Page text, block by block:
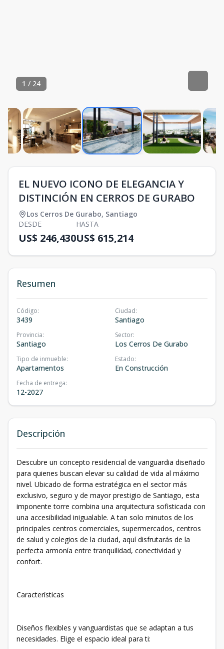
1 / 24
EL NUEVO ICONO DE ELEGANCIA Y
DISTINCIÓN EN CERROS DE GURABO
Los Cerros De Gurabo, Santiago
DESDE
US$ 246,430
HASTA
US$ 615,214
Resumen
Código:
3439
Ciudad:
Santiago
Provincia:
Santiago
Sector:
Los Cerros De Gurabo
Tipo de inmueble:
Apartamentos
Estado:
En Construcción
Fecha de entrega:
12-2027
Descripción
Descubre un concepto residencial de vanguardia diseñado
para quienes buscan elevar su calidad de vida al máximo
nivel. Ubicado de forma estratégica en el sector más
exclusivo, seguro y de mayor prestigio de Santiago, esta
imponente torre combina una arquitectura sofisticada con
una accesibilidad inigualable. A tan solo minutos de los
principales centros comerciales, supermercados, centros
de salud y colegios de la ciudad, aquí disfrutarás de la
perfecta armonía entre tranquilidad, conectividad y
confort.
​Características
​Diseños flexibles y vanguardistas que se adaptan a tus
necesidades. Elige el espacio ideal para ti: